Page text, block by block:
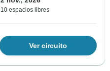
10 espacios libres
Ver circuito